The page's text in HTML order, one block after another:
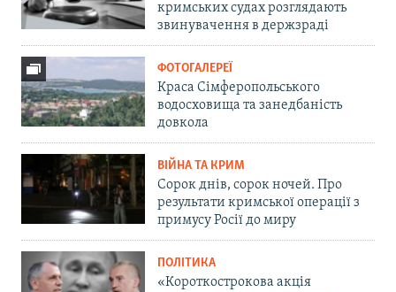
кримських судах розглядають
звинувачення в держзраді
ФОТОГАЛЕРЕЇ
Краса Сімферопольського
водосховища та занедбаність
довкола
ВІЙНА ТА КРИМ
Сорок днів, сорок ночей. Про
результати кримської операції з
примусу Росії до миру
ПОЛІТИКА
«Короткострокова акція